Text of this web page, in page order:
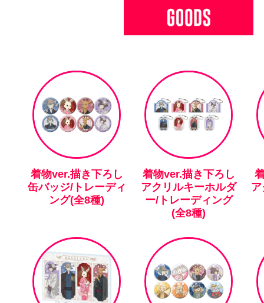
着物ver.描き下ろし
缶バッジ/トレーディ
ング(全8種)
着物ver.描き下ろし
アクリルキーホルダ
ー/トレーディング
(全8種)